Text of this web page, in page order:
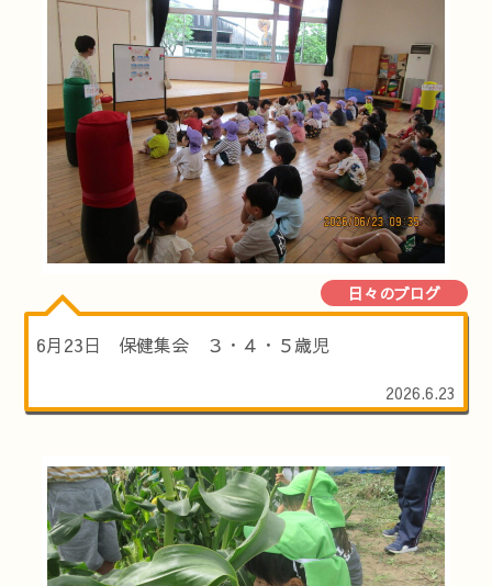
日々のブログ
6月23日 保健集会 ３・４・５歳児
2026.6.23